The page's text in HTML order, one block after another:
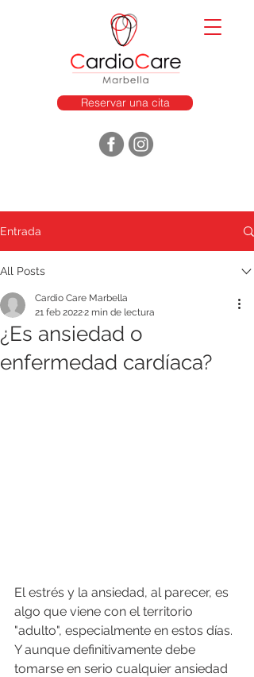
Reservar una cita
Entrada
All Posts
¿Es ansiedad o
enfermedad cardíaca?
Cardio Care Marbella
21 feb 20222 min de lectura
El estrés y la ansiedad, al parecer, es
algo que viene con el territorio
"adulto", especialmente en estos días.
Y aunque definitivamente debe
tomarse en serio cualquier ansiedad